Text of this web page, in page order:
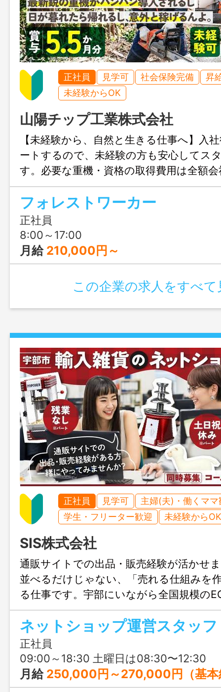
正社員 見学可 社会保険完備
昇
未経験からOK
山陽チップ工業株式会社
【未経験から、自然と生きる仕事へ】入
ートするので、未経験の方も安心してス
す。必要な重機・資格の取得費用は全額
給があり、賞与は過去7年連続5.5ヶ月分
績あり！年収600万円以上も目指せる環
♪
フォレストワーカー
正社員
8:00～17:00
月給 210,000円～
この企業の求人をすべて
正社員 見学可
主婦(夫)・働くママ
学生・フリーター歓迎
未経験からOK
SIS株式会社
通販サイトでの出品・販売経験が活かせ
並べるだけじゃない、「売れる仕組みを
る仕事です。宇部にいながら全国規模の
われるので、将来はリーダーとしてキャ
きたい方にもぴったりです。
ネットショップ運営スタッフ
正社員
09:00～18:30 土曜日は08:30〜12:30
月給 250,000円～270,000円（基本